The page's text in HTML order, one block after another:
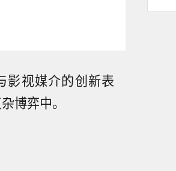
影视媒介的创新表
博弈中。